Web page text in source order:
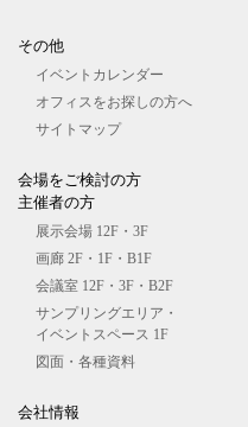
その他
イベントカレンダー
オフィスをお探しの⽅へ
サイトマップ
会場をご検討の⽅
主催者の⽅
展⽰会場 12F・3F
画廊 2F・1F・B1F
会議室 12F・3F・B2F
サンプリングエリア・
イベントスペース 1F
図⾯・各種資料
会社情報